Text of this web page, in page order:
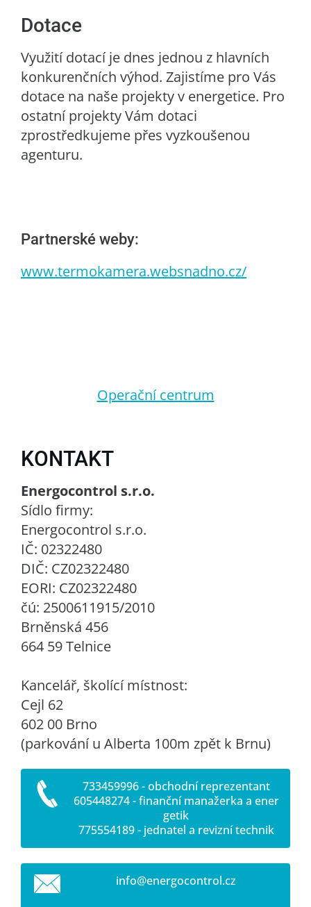
Dotace
Využití dotací je dnes jednou z hlavních
konkurenčních výhod. Zajistíme pro Vás
dotace na naše projekty v energetice. Pro
ostatní projekty Vám dotaci
zprostředkujeme přes vyzkoušenou
agenturu.
Partnerské weby:
www.termokamera.websnadno.cz/
Operační centrum
KONTAKT
Energocontrol s.r.o.
Sídlo firmy:
Energocontrol s.r.o.
IČ: 02322480
DIČ: CZ02322480
EORI: CZ02322480
čú: 2500611915/2010
Brněnská 456
664 59 Telnice
Kancelář, školící místnost:
Cejl 62
602 00 Brno
(parkování u Alberta 100m zpět k Brnu)
733459996 - obchodní reprezentant
605448274 - finanční manažerka a ener
getik
775554189 - jednatel a revizní technik
info@energocontrol.cz